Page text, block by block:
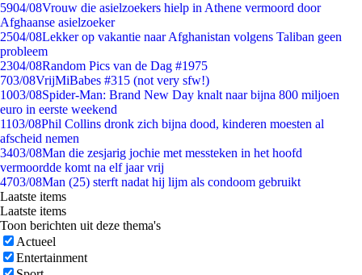
5904/08Vrouw die asielzoekers hielp in Athene vermoord door
Afghaanse asielzoeker
2504/08Lekker op vakantie naar Afghanistan volgens Taliban geen
probleem
2304/08Random Pics van de Dag #1975
703/08VrijMiBabes #315 (not very sfw!)
1003/08Spider-Man: Brand New Day knalt naar bijna 800 miljoen
euro in eerste weekend
1103/08Phil Collins dronk zich bijna dood, kinderen moesten al
afscheid nemen
3403/08Man die zesjarig jochie met messteken in het hoofd
vermoordde komt na elf jaar vrij
4703/08Man (25) sterft nadat hij lijm als condoom gebruikt
Laatste items
Laatste items
Toon berichten uit deze thema's
Actueel
Entertainment